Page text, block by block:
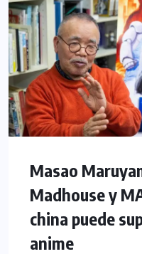
Masao
Madhouse y
china puede
anime